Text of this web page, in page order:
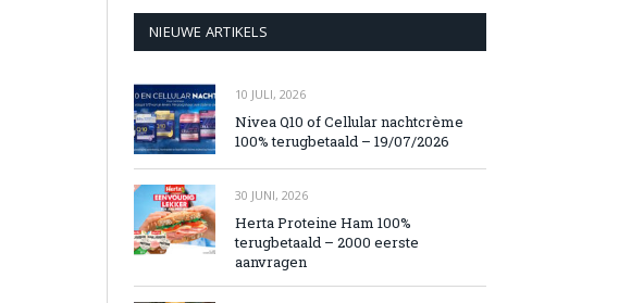
NIEUWE ARTIKELS
10 JULI, 2026
Nivea Q10 of Cellular nachtcrème
100% terugbetaald – 19/07/2026
30 JUNI, 2026
Herta Proteine Ham 100%
terugbetaald – 2000 eerste
aanvragen